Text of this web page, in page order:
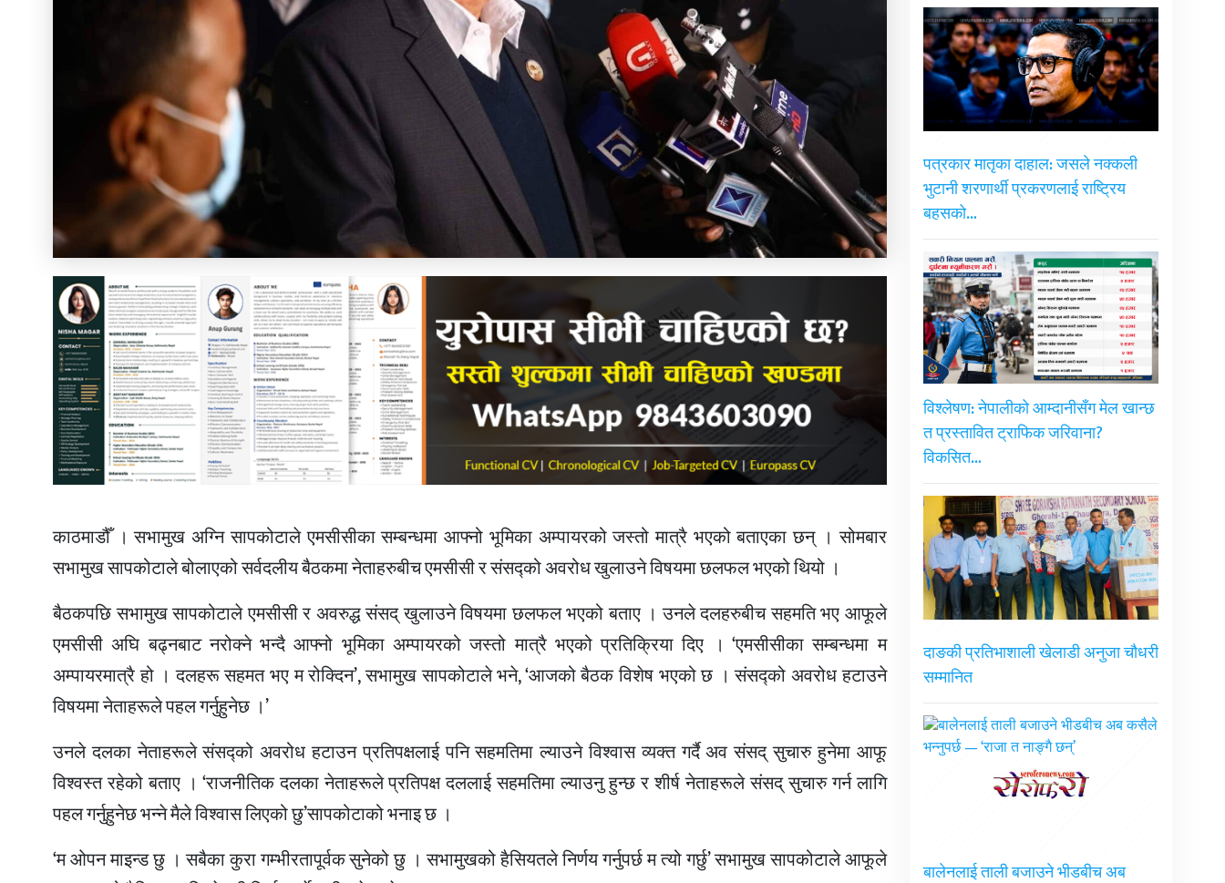
काठमाडौँ । सभामुख अग्नि सापकोटाले एमसीसीका सम्बन्धमा आफ्नो भूमिका अम्पायरको जस्तो मात्रै भएको बताएका छन् । सोमबार
सभामुख सापकोटाले बोलाएको सर्वदलीय बैठकमा नेताहरुबीच एमसीसी र संसद्को अवरोध खुलाउने विषयमा छलफल भएको थियो ।
बैठकपछि सभामुख सापकोटाले एमसीसी र अवरुद्ध संसद् खुलाउने विषयमा छलफल भएको बताए । उनले दलहरुबीच सहमति भए आफूले
एमसीसी अघि बढ्नबाट नरोक्ने भन्दै आफ्नो भूमिका अम्पायरको जस्तो मात्रै भएको प्रतिक्रिया दिए । ‘एमसीसीका सम्बन्धमा म
अम्पायरमात्रै हो । दलहरू सहमत भए म रोक्दिन’, सभामुख सापकोटाले भने, ‘आजको बैठक विशेष भएको छ । संसद्को अवरोध हटाउने
विषयमा नेताहरूले पहल गर्नुहुनेछ ।’
उनले दलका नेताहरूले संसद्को अवरोध हटाउन प्रतिपक्षलाई पनि सहमतिमा ल्याउने विश्वास व्यक्त गर्दै अव संसद् सुचारु हुनेमा आफू
विश्वस्त रहेको बताए । ‘राजनीतिक दलका नेताहरूले प्रतिपक्ष दललाई सहमतिमा ल्याउनु हुन्छ र शीर्ष नेताहरूले संसद् सुचारु गर्न लागि
पहल गर्नुहुनेछ भन्ने मैले विश्वास लिएको छु’सापकोटाको भनाइ छ ।
‘म ओपन माइन्ड छु । सबैका कुरा गम्भीरतापूर्वक सुनेको छु । सभामुखको हैसियतले निर्णय गर्नुपर्छ म त्यो गर्छु’ सभामुख सापकोटाले आफूले
पत्रकार मातृका दाहाल: जसले नक्कली
भुटानी शरणार्थी प्रकरणलाई राष्ट्रिय
बहसको…
विश्लेषण: नेपालीको आम्दानीसँग मेल खान्छ
त प्रस्तावित ट्राफिक जरिवाना?
विकसित…
दाङकी प्रतिभाशाली खेलाडी अनुजा चौधरी
सम्मानित
बालेनलाई ताली बजाउने भीडबीच अब